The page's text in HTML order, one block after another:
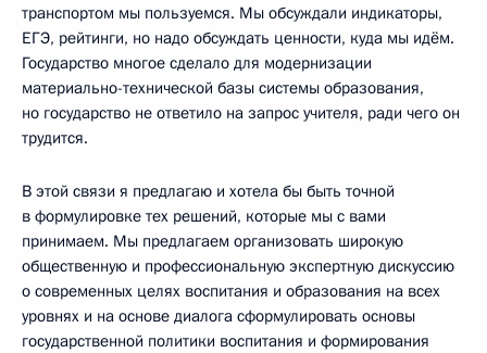
транспортом мы пользуемся. Мы обсуждали индикаторы,
ЕГЭ, рейтинги, но надо обсуждать ценности, куда мы идём.
Государство многое сделало для модернизации
материально-технической базы системы образования,
но государство не ответило на запрос учителя, ради чего он
трудится.
В этой связи я предлагаю и хотела бы быть точной
в формулировке тех решений, которые мы с вами
принимаем. Мы предлагаем организовать широкую
общественную и профессиональную экспертную дискуссию
о современных целях воспитания и образования на всех
уровнях и на основе диалога сформулировать основы
государственной политики воспитания и формирования